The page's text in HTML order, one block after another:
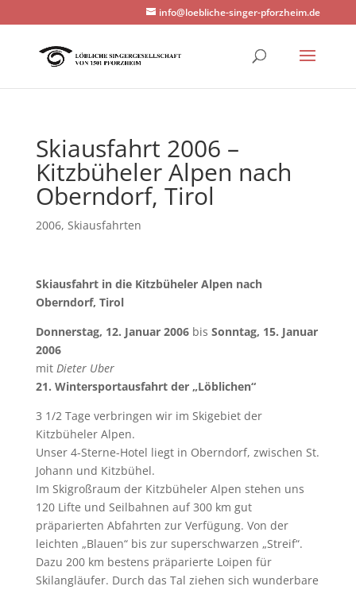
info@loebliche-singer-pforzheim.de
Skiausfahrt 2006 –
Kitzbüheler Alpen nach
Oberndorf, Tirol
2006, Skiausfahrten
Skiausfahrt in die Kitzbüheler Alpen nach
Oberndorf, Tirol
Donnerstag, 12. Januar 2006 bis Sonntag, 15. Januar
2006
mit Dieter Uber
21. Wintersportausfahrt der „Löblichen“
3 1/2 Tage verbringen wir im Skigebiet der
Kitzbüheler Alpen.
Unser 4-Sterne-Hotel liegt in Oberndorf, zwischen St.
Johann und Kitzbühel.
Im Skigroßraum der Kitzbüheler Alpen stehen uns
120 Lifte und Seilbahnen auf 300 km gut
präparierten Abfahrten zur Verfügung. Von der
leichten „Blauen“ bis zur superschwarzen „Streif“.
Dazu 200 km bestens präparierte Loipen für
Skilangläufer. Durch das Tal ziehen sich wunderbare